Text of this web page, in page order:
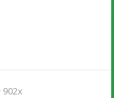
902x